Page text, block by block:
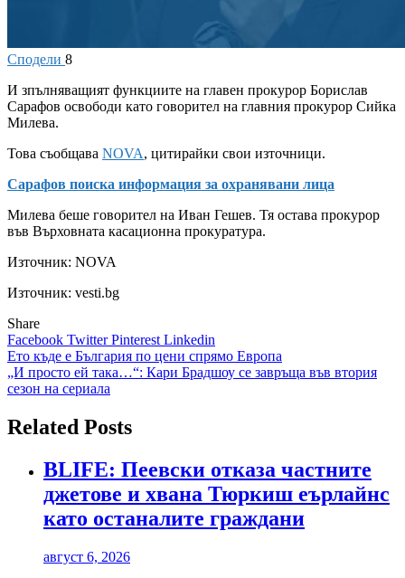
Сподели 8
И зпълняващият функциите на главен прокурор Борислав
Сарафов освободи като говорител на главния прокурор Сийка
Милева.
Това съобщава NOVA, цитирайки свои източници.
Сарафов поиска информация за охранявани лица
Милева беше говорител на Иван Гешев. Тя остава прокурор
във Върховната касационна прокуратура.
Източник: NOVA
Източник: vesti.bg
Share
Facebook TwitterPinterest Linkedin
Навигация
Ето къде е България по цени спрямо Европа
„И просто ей така…“: Кари Брадшоу се завръща във втория
сезон на сериала
Related Posts
BLIFE: Пеевски отказа частните
джетове и хвана Тюркиш еърлайнс
като останалите граждани
август 6, 2026